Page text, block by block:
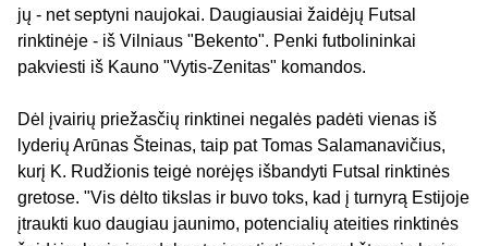
jų - net septyni naujokai. Daugiausiai žaidėjų Futsal
rinktinėje - iš Vilniaus "Bekento". Penki futbolininkai
pakviesti iš Kauno "Vytis-Zenitas" komandos.
Dėl įvairių priežasčių rinktinei negalės padėti vienas iš
lyderių Arūnas Šteinas, taip pat Tomas Salamanavičius,
kurį K. Rudžionis teigė norėjęs išbandyti Futsal rinktinės
gretose. "Vis dėlto tikslas ir buvo toks, kad į turnyrą Estijoje
įtraukti kuo daugiau jaunimo, potencialių ateities rinktinės